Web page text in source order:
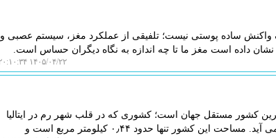
ساده پوستی نیست؛ تلفیقی از عملکرد مغز، سیستم عصبی و
داده است مغز ما تا چه اندازه به نگاه دیگران حساس است.
۱۴۰۵/۰۴/۲۲ ۲۰:۱۰:۳۴
کشور مستقل جهان است؛ کشوری که در قلب شهر رم در ایتالیا
قرار دارد و مرکز کلیسای کاتولیک جهان به حساب می آید. مساحت این کشور تنها حدود ۰٫۴۴ کیلومتر مربع است و